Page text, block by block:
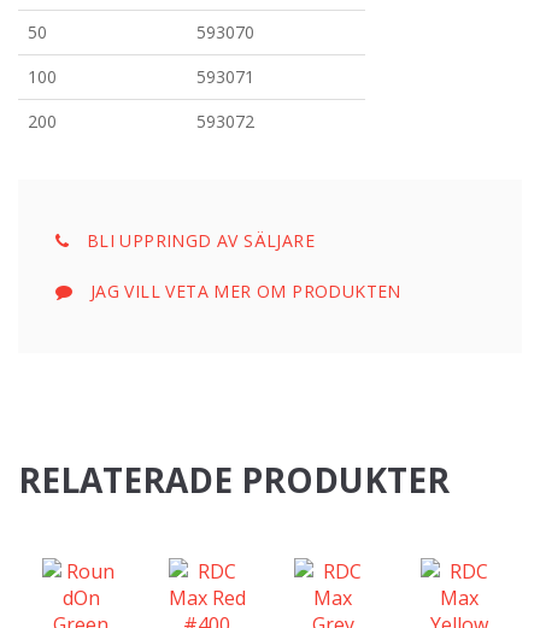
50
593070
100
593071
200
593072
BLI UPPRINGD AV SÄLJARE
JAG VILL VETA MER OM PRODUKTEN
RELATERADE PRODUKTER